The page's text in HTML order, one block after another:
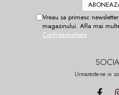
Vreau sa primesc
magazinului. Afla mai
Confidentialitate
Urmareste-ne in